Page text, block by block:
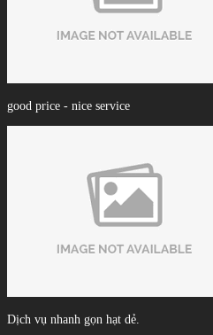
good price - nice service
Dịch vụ nhanh gọn hạt dẻ.